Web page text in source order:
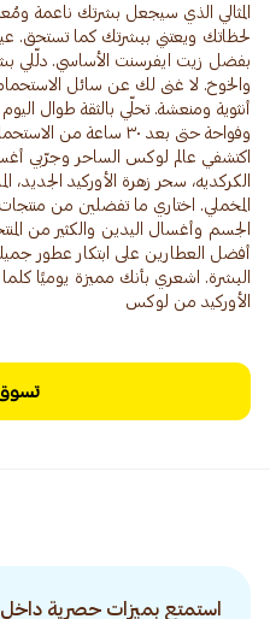
المثالي الذي سيجعل بشرتك ناعمة
لحظاتك ويعتني ببشرتك كما تستحق.
بفضل زيت ايفرسنت الأساسي. دلّلي
والخوخ. لا غنى لك عن سائل
أنثوية ومنعشة. تحلّي بالثقة طوال
وفواحة حتى بعد ٣٠
اكتشفي عالم لوكس الساحر وجرّبي
الكركديه، سحر زهرة الأوركيد الجديد،
المخملي. اختاري ما تفضلين من
الجسم وأغسال اليدين والكثير من
أفضل العطارين على ابتكار عطور
البشرة. اشعري بأنك مميزة يوميًا
الأوركيد من لوكس
استمتع بميزات حصرية